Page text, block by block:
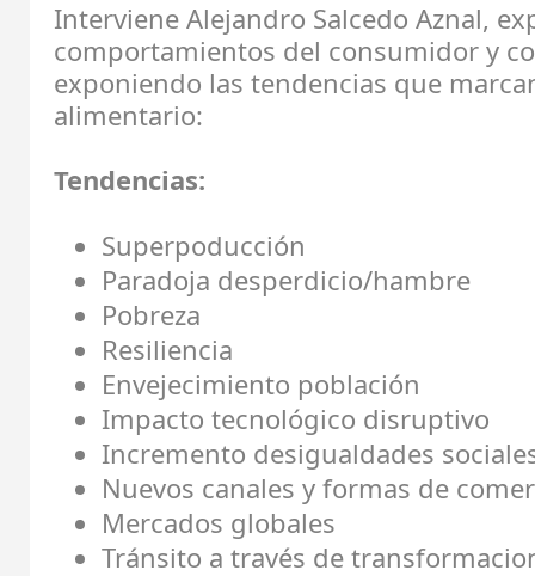
Interviene Alejandro Salcedo Aznal,
comportamientos del consumidor y
exponiendo las tendencias que
alimentario:
Tendencias:
Superpoducción
Paradoja desperdicio/hambre
Pobreza
Resiliencia
Envejecimiento población
Impacto tecnológico disruptivo
Incremento desigualdades
Nuevos canales y formas de
Mercados globales
Tránsito a través de